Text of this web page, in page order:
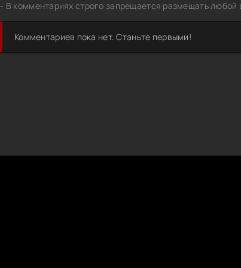
- В комментариях строго запрещается размещать любой
Комментариев пока нет. Станьте первыми!